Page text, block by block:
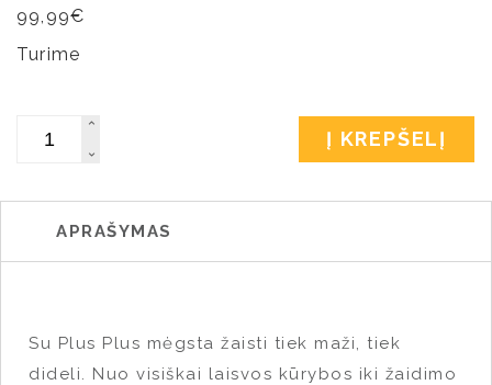
99,99€
Turime
Į KREPŠELĮ
APRAŠYMAS
Su Plus Plus mėgsta žaisti tiek maži, tiek
dideli. Nuo visiškai laisvos kūrybos iki žaidimo